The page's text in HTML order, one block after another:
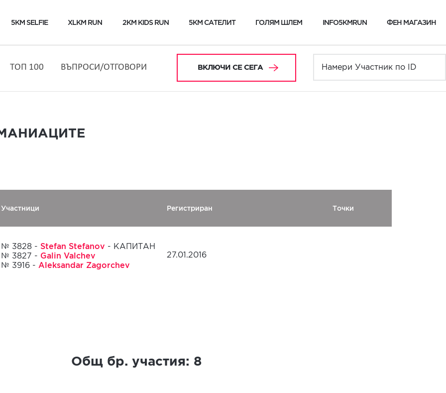
5KM SELFIE XLKM RUN 2KM KIDS RUN 5KM САТЕЛИТ ГОЛЯМ ШЛЕМ INFO5KMRUN ФЕН МАГАЗИН
ТОП 100 ВЪПРОСИ/ОТГОВОРИ ВКЛЮЧИ СЕ СЕГА
Участници Регистриран Точки
№ 3828 - Stefan Stefanov - КАПИТАН
№ 3827 - Galin Valchev
№ 3916 - Aleksandar Zagorchev
27.01.2016
Общ бр. участия: 8